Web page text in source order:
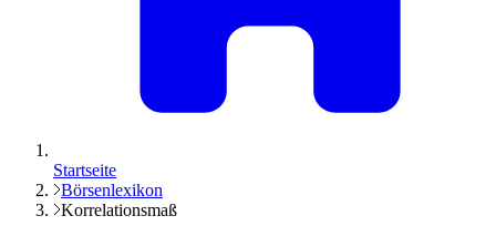
Startseite
Börsenlexikon
Korrelationsmaß